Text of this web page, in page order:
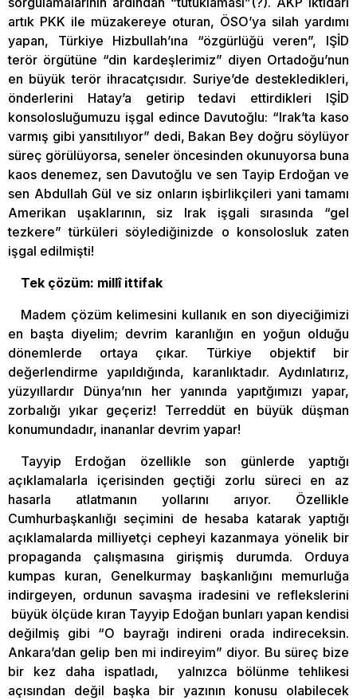
artık PKK ile müzakereye oturan, ÖSO’ya silah yardımı
yapan, Türkiye Hizbullah’ına “özgürlüğü veren”, IŞİD
terör örgütüne “din kardeşlerimiz” diyen Ortadoğu’nun
en büyük terör ihracatçısıdır. Suriye’de destekledikleri,
önderlerini Hatay’a getirip tedavi ettirdikleri IŞİD
konsolosluğumuzu işgal edince Davutoğlu: “Irak’ta kaso
varmış gibi yansıtılıyor” dedi, Bakan Bey doğru söylüyor
süreç görülüyorsa, seneler öncesinden okunuyorsa buna
kaos denemez, sen Davutoğlu ve sen Tayip Erdoğan ve
sen Abdullah Gül ve siz onların işbirlikçileri yani tamamı
Amerikan uşaklarının, siz Irak işgali sırasında “gel
tezkere” türküleri söylediğinizde o konsolosluk zaten
işgal edilmişti!
Tek çözüm: millî ittifak
Madem çözüm kelimesini kullanık en son diyeciğimizi
en başta diyelim; devrim karanlığın en yoğun olduğu
dönemlerde ortaya çıkar. Türkiye objektif bir
değerlendirme yapıldığında, karanlıktadır. Aydınlatırız,
yüzyıllardır Dünya’nın her yanında yapıtğımızı yapar,
zorbalığı yıkar geçeriz! Terreddüt en büyük düşman
konumundadır, inananlar devrim yapar!
Tayyip Erdoğan özellikle son günlerde yaptığı
açıklamalarla içerisinden geçtiği zorlu süreci en az
hasarla atlatmanın yollarını arıyor. Özellikle
Cumhurbaşkanlığı seçimini de hesaba katarak yaptığı
açıklamalarda milliyetçi cepheyi kazanmaya yönelik bir
propaganda çalışmasına girişmiş durumda. Orduya
kumpas kuran, Genelkurmay başkanlığını memurluğa
indirgeyen, ordunun savaşma iradesini ve reflekslerini
büyük ölçüde kıran Tayyip Edoğan bunları yapan kendisi
değilmiş gibi “O bayrağı indireni orada indireceksin.
Ankara’dan gelip ben mi indireyim” diyor. Bu süreç bize
bir kez daha ispatladı, yalnızca bölünme tehlikesi
açısından değil başka bir yazının konusu olabilecek